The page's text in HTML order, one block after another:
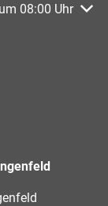
08:00 Uhr